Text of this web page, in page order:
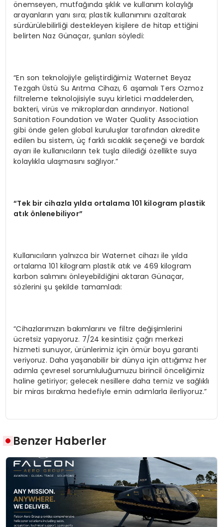
önemseyen, mutfağında şıklık ve kullanım kolaylığı
arayanların yanı sıra; plastik kullanımını azaltarak
sürdürülebilirliği destekleyen kişilere de hitap ettiğini
belirten Naz Günaçar, şunları söyledi:
“En son teknolojiyle geliştirdiğimiz Waternet Beyaz
Tezgah Üstü Su Arıtma Cihazı, 6 aşamalı Ters Ozmoz
filtreleme teknolojisiyle suyu kirletici maddelerden,
bakteri, virüs ve mikroplardan arındırıyor. National
Sanitation Foundation ve Water Quality Association
gibi önde gelen global kuruluşlar tarafından akredite
edilen bu sistem, üç farklı sıcaklık seçeneği ve bardak
ayarı ile kullanıcıların tek tuşla dilediği özellikte suya
kolaylıkla ulaşmasını sağlıyor.”
“Tek bir cihazla yılda ortalama 101 kilogram plastik
atık önlenebiliyor”
Kullanıcıların yalnızca bir Waternet cihazı ile yılda
ortalama 101 kilogram plastik atık ve 469 kilogram
karbon salımını önleyebildiğini aktaran Günaçar,
sözlerini şu şekilde tamamladı:
“Cihazlarımızın bakımlarını ve filtre değişimlerini
ücretsiz yapıyoruz. 7/24 kesintisiz çağrı merkezi
hizmeti sunuyor, ürünlerimiz için ömür boyu garanti
veriyoruz. Daha yaşanabilir bir dünya için attığımız her
adımla çevresel sorumluluğumuzu birincil önceliğimiz
haline getiriyor; gelecek nesillere daha temiz ve sağlıklı
bir miras bırakma hedefiyle emin adımlarla ilerliyoruz.”
Benzer Haberler